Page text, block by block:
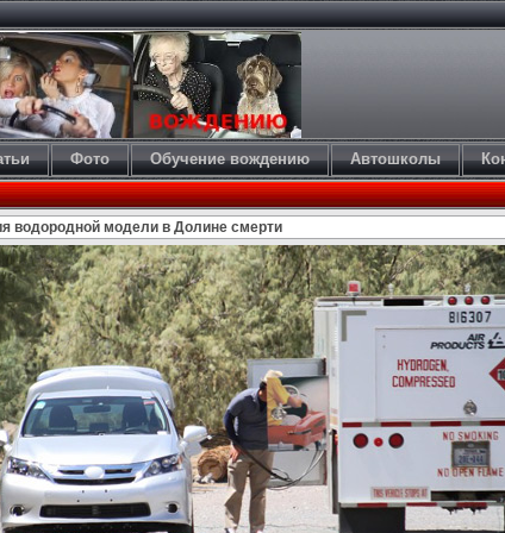
Фото Обучение вождению Автошколы
водородной модели в Долине смерти